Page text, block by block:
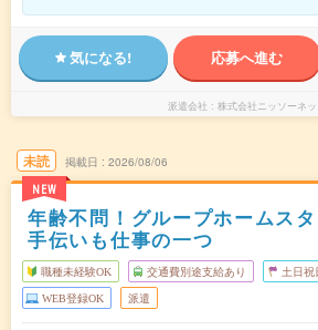
気になる! 応募へ進む
派遣会社 株式会社ニッソーネッ
未読
NEW
掲載日 2026/08/06
年齢不問！グループホームス
手伝いも仕事の一つ
職種未経験OK 交通費別途支給あり 土日祝
WEB登録OK 派遣